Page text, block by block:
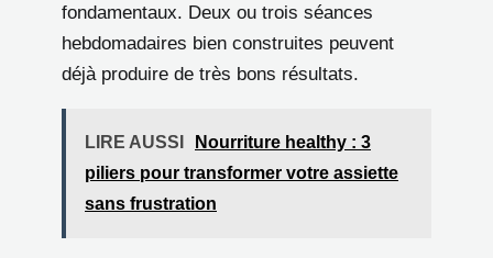
fondamentaux. Deux ou trois séances
hebdomadaires bien construites peuvent
déjà produire de très bons résultats.
LIRE AUSSI
Nourriture healthy : 3
piliers pour transformer votre assiette
sans frustration